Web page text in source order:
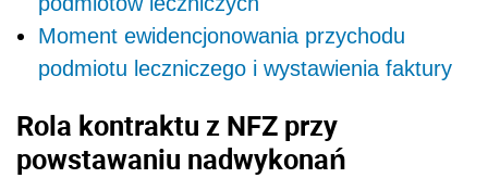
Moment ewidencjonowania przychodu
podmiotu leczniczego i wystawienia faktury
Rola kontraktu z NFZ przy
powstawaniu nadwykonań